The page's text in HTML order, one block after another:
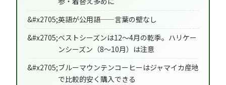
英語が公用語——言葉の壁なし
ベストシーズンは12〜4月の乾季。ハリケー
ンシーズン（8〜10月）は注意
ブルーマウンテンコーヒーはジャマイカ産地
で比較的安く購入できる